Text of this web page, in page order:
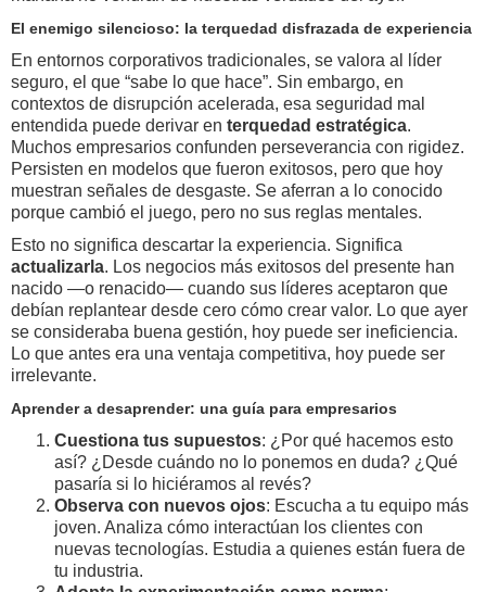
El enemigo silencioso: la terquedad disfrazada de experiencia
En entornos corporativos tradicionales, se valora al líder
seguro, el que “sabe lo que hace”. Sin embargo, en
contextos de disrupción acelerada, esa seguridad mal
entendida puede derivar en terquedad estratégica.
Muchos empresarios confunden perseverancia con rigidez.
Persisten en modelos que fueron exitosos, pero que hoy
muestran señales de desgaste. Se aferran a lo conocido
porque cambió el juego, pero no sus reglas mentales.
Esto no significa descartar la experiencia. Significa
actualizarla. Los negocios más exitosos del presente han
nacido —o renacido— cuando sus líderes aceptaron que
debían replantear desde cero cómo crear valor. Lo que ayer
se consideraba buena gestión, hoy puede ser ineficiencia.
Lo que antes era una ventaja competitiva, hoy puede ser
irrelevante.
Aprender a desaprender: una guía para empresarios
Cuestiona tus supuestos: ¿Por qué hacemos esto
así? ¿Desde cuándo no lo ponemos en duda? ¿Qué
pasaría si lo hiciéramos al revés?
Observa con nuevos ojos: Escucha a tu equipo más
joven. Analiza cómo interactúan los clientes con
nuevas tecnologías. Estudia a quienes están fuera de
tu industria.